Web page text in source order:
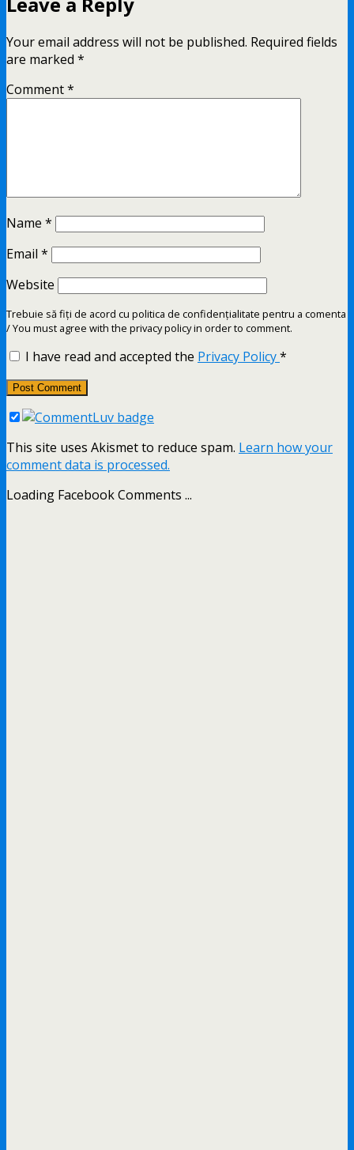
Your email address will not be published. Required fields
are marked *
Comment*
Name *
Email *
Website
Trebuie să fiți de acord cu politica de confidențialitate pentru a comenta
/ You must agree with the privacy policy in order to comment.
I have read and accepted the Privacy Policy*
This site uses Akismet to reduce spam. Learn how your
comment data is processed.
Loading Facebook Comments ...